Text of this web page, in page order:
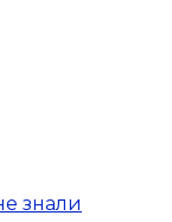
знали